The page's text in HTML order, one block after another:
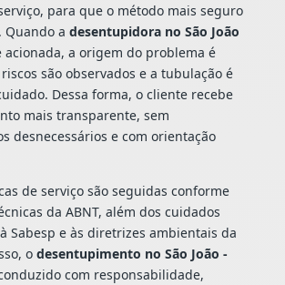
para que o método mais seguro
Quando a desentupidora no São João
a origem do problema é
são observados e a tubulação é
Dessa forma, o cliente recebe
mais transparente, sem
desnecessários e com orientação
de serviço são seguidas conforme
da ABNT, além dos cuidados
Sabesp e às diretrizes ambientais da
o desentupimento no São João -
com responsabilidade,